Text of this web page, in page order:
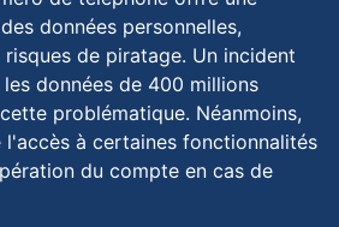
données personnelles,
de piratage. Un incident
données de 400 millions
problématique. Néanmoins,
à certaines fonctionnalités
du compte en cas de